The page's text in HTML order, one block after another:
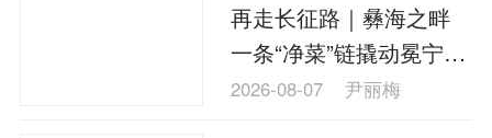
再走长征路｜彝海之畔
一条“净菜”链撬动冕宁食
品产业新局
2026-08-07 尹丽梅